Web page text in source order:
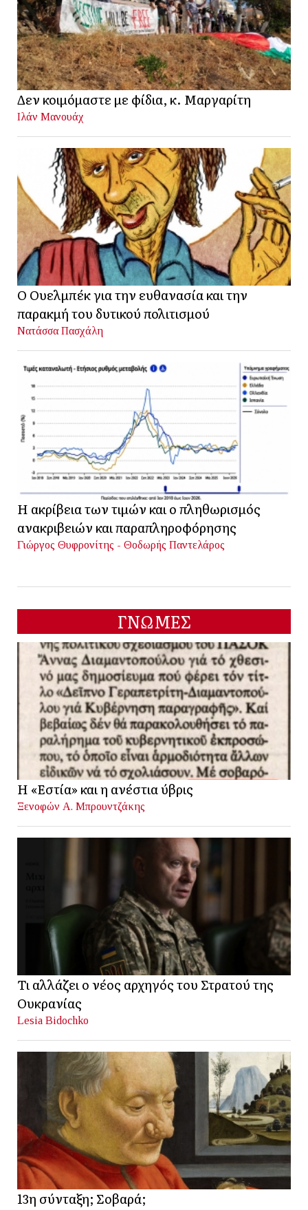
Δεν κοιμόμαστε με φίδια, κ. Μαργαρίτη
Ιλάν Μανουάχ
Ο Ουελμπέκ για την ευθανασία και την
παρακμή του δυτικού πολιτισμού
Νατάσσα Πασχάλη
Η ακρίβεια των τιμών και ο πληθωρισμός
ανακριβειών και παραπληροφόρησης
Γιώργος Θυφρονίτης - Θοδωρής Παντελάρος
ΓΝΩΜΕΣ
Η «Εστία» και η ανέστια ύβρις
Ξενοφών Α. Μπρουντζάκης
Τι αλλάζει ο νέος αρχηγός του Στρατού της
Ουκρανίας
Lesia Bidochko
13η σύνταξη; Σοβαρά;